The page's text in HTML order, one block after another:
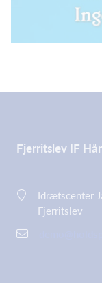
Fjerritslev IF
Idrætscenter
Fjerritslev